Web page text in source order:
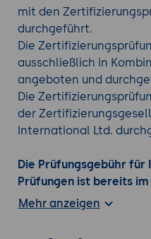
mit den
durchgeführt.
Die
ausschließlich in
angeboten und
Die
der
International Ltd.
Die Prüfungsgebühr für
Prüfungen ist bereits
Sie können Ihre Online-
Mehr anzeigen